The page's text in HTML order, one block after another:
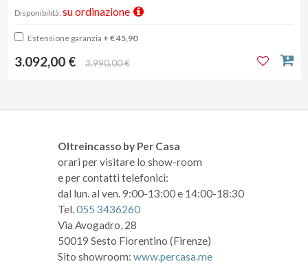
Disponibilità: su ordinazione
Estensione garanzia + € 45,90
3.092,00 € 3.990,00 €
Oltreincasso by Per Casa
orari per visitare lo show-room
e per contatti telefonici:
dal lun. al ven. 9:00-13:00 e 14:00-18:30
Tel.055 3436260
Via Avogadro, 28
50019 Sesto Fiorentino (Firenze)
Sito showroom: www.percasa.me